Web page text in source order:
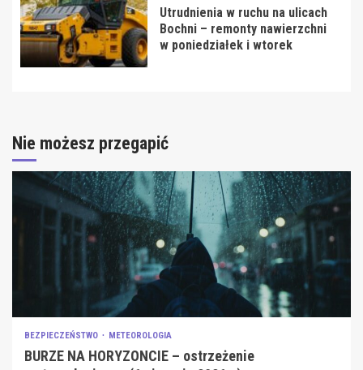
Utrudnienia w ruchu na ulicach
Bochni – remonty nawierzchni
w poniedziałek i wtorek
Nie możesz przegapić
BEZPIECZEŃSTWO METEOROLOGIA
BURZE NA HORYZONCIE – ostrzeżenie